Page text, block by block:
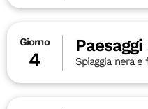
Giorno
4 Spiaggia nera e